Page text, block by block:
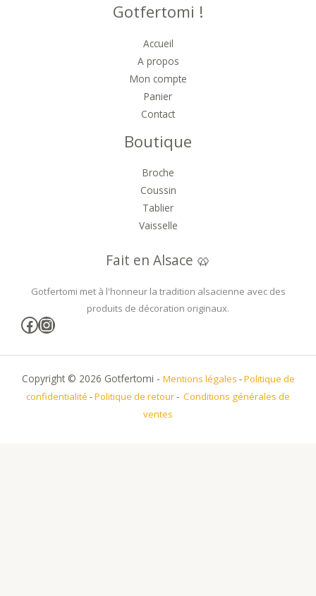
Gotfertomi !
Accueil
A propos
Mon compte
Panier
Contact
Boutique
Broche
Coussin
Tablier
Vaisselle
Fait en Alsace 🥨
Gotfertomi met à l'honneur la tradition alsacienne avec des
produits de décoration originaux.
Facebook
Instagram
Copyright © 2026 Gotfertomi - Mentions légales -Politique de
confidentialité -Politique de retour- Conditions générales de
ventes